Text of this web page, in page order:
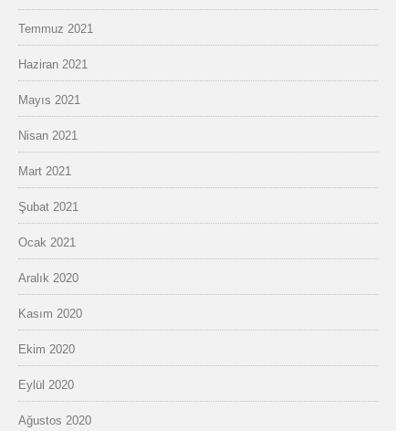
Temmuz 2021
Haziran 2021
Mayıs 2021
Nisan 2021
Mart 2021
Şubat 2021
Ocak 2021
Aralık 2020
Kasım 2020
Ekim 2020
Eylül 2020
Ağustos 2020